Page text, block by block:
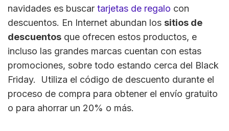
navidades es buscar tarjetas de regalo con
descuentos. En Internet abundan los sitios de
descuentos que ofrecen estos productos, e
incluso las grandes marcas cuentan con estas
promociones, sobre todo estando cerca del Black
Friday. Utiliza el código de descuento durante el
proceso de compra para obtener el envío gratuito
o para ahorrar un 20% o más.